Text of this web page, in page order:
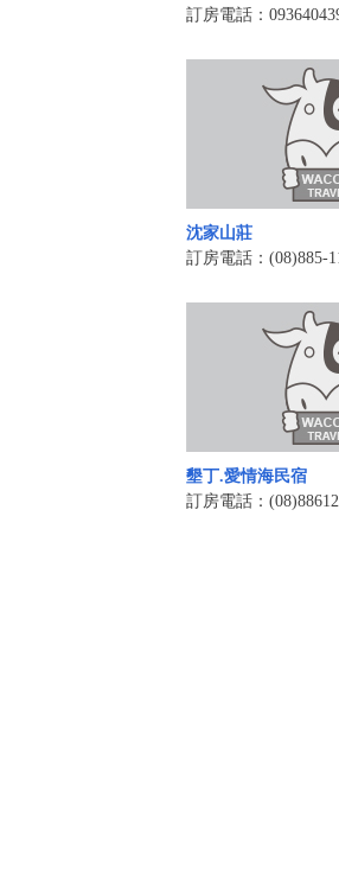
訂房電話：
沈家山莊
訂房電話：(08)885-
墾丁.愛情海民宿
訂房電話：